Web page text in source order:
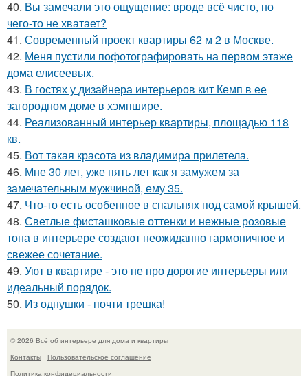
40. Вы замечали это ощущение: вроде всё чисто, но
чего-то не хватает?
41. Современный проект квартиры 62 м 2 в Москве.
42. Меня пустили пофотографировать на первом этаже
дома елисеевых.
43. В гостях у дизайнера интерьеров кит Кемп в ее
загородном доме в хэмпшире.
44. Реализованный интерьер квартиры, площадью 118
кв.
45. Вот такая красота из владимира прилетела.
46. Мне 30 лет, уже пять лет как я замужем за
замечательным мужчиной, ему 35.
47. Что-то есть особенное в спальнях под самой крышей.
48. Светлые фисташковые оттенки и нежные розовые
тона в интерьере создают неожиданно гармоничное и
свежее сочетание.
49. Уют в квартире - это не про дорогие интерьеры или
идеальный порядок.
50. Из однушки - почти трешка!
© 2026 Всё об интерьере для дома и квартиры
Контакты
Пользовательское соглашение
Политика конфидециальности